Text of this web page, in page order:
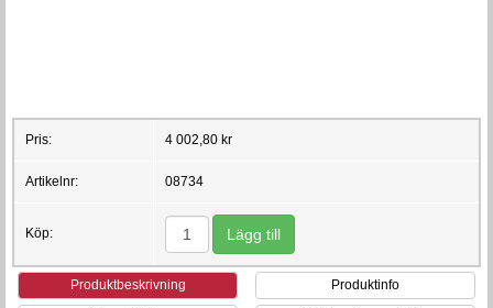
Pris: 4 002,80 kr
Artikelnr: 08734
Köp:
Produktbeskrivning Produktinfo